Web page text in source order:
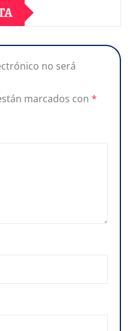
no será
marcados con *